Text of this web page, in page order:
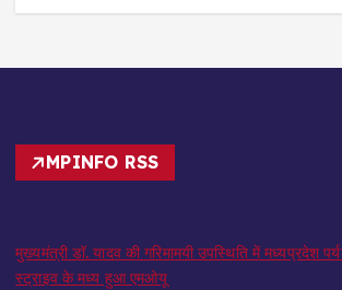
MPINFO RSS
मुख्यमंत्री डॉ. यादव की गरिमामयी उपस्थिति में मध्यप्रदेश
स्ट्राइव के मध्य हुआ एमओयू